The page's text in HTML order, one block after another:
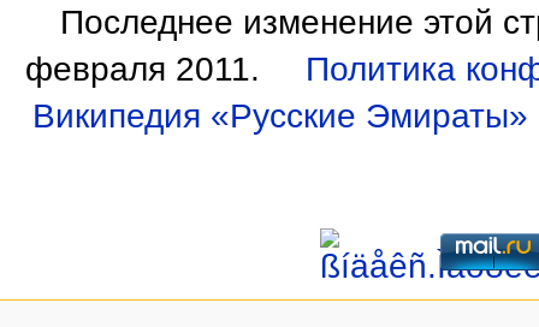
Последнее изменение этой
февраля 2011.
Политика
Википедия «Русские Эмираты»